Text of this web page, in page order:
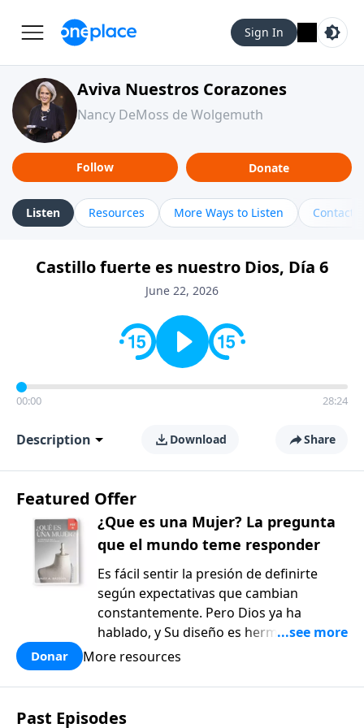
Sign In
Aviva Nuestros Corazones
Nancy DeMoss de Wolgemuth
Follow Donate
Listen Resources More Ways to Listen Contact
Castillo fuerte es nuestro Dios, Día 6
June 22, 2026
00:00 28:24
Description Download Share
Featured Offer
¿Que es una Mujer? La pregunta
que el mundo teme responder
Es fácil sentir la presión de definirte
según expectativas que cambian
constantemente. Pero Dios ya ha
hablado, y Su diseño es hermoso y
bueno. ¿Qué es una mujer?: La pregunta
Kassian, es un recurso reflexivo y
fundamentado en la verdad bíblica que
Donar More resources
Past Episodes